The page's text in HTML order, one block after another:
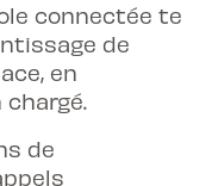
connectée te
de
en
de